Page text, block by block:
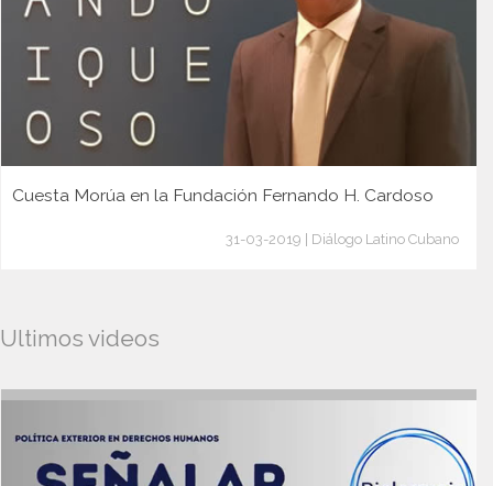
Cuesta Morúa en la Fundación Fernando H. Cardoso
31-03-2019 | Diálogo Latino Cubano
Ultimos videos